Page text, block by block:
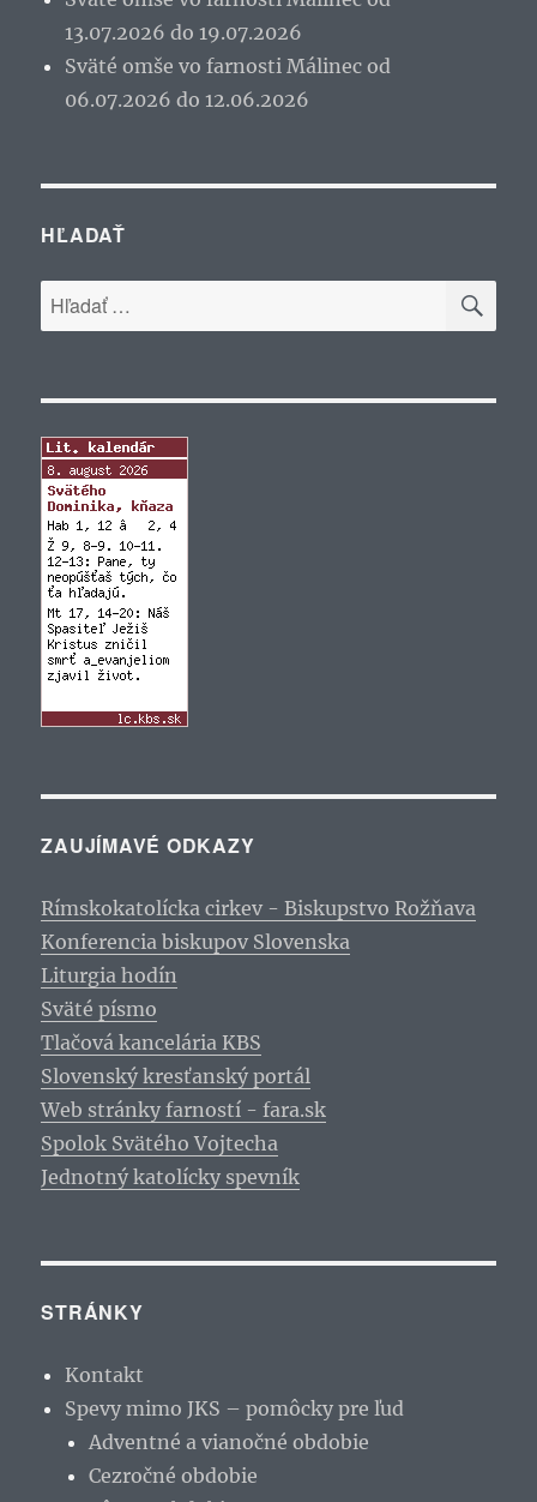
13.07.2026 do 19.07.2026
Sväté omše vo farnosti Málinec od
06.07.2026 do 12.06.2026
HĽADAŤ
Hľadať:
ZAUJÍMAVÉ ODKAZY
Rímskokatolícka cirkev - Biskupstvo Rožňava
Konferencia biskupov Slovenska
Liturgia hodín
Sväté písmo
Tlačová kancelária KBS
Slovenský kresťanský portál
Web stránky farností - fara.sk
Spolok Svätého Vojtecha
Jednotný katolícky spevník
STRÁNKY
Kontakt
Spevy mimo JKS – pomôcky pre ľud
Adventné a vianočné obdobie
Cezročné obdobie